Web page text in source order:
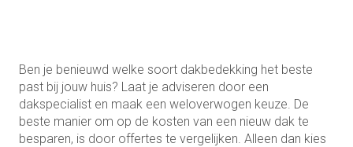
Ben je benieuwd welke soort dakbedekking het beste
past bij jouw huis? Laat je adviseren door een
dakspecialist en maak een weloverwogen keuze. De
beste manier om op de kosten van een nieuw dak te
besparen, is door offertes te vergelijken. Alleen dan kies